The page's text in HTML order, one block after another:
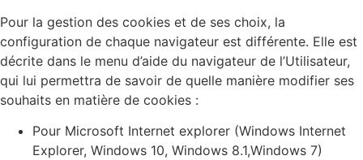
Pour la gestion des cookies et de ses choix, la
configuration de chaque navigateur est différente. Elle est
décrite dans le menu d’aide du navigateur de l’Utilisateur,
qui lui permettra de savoir de quelle manière modifier ses
souhaits en matière de cookies :
Pour Microsoft Internet explorer (Windows Internet
Explorer, Windows 10, Windows 8.1,Windows 7)